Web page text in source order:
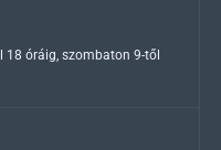
18 óráig, szombaton 9-től